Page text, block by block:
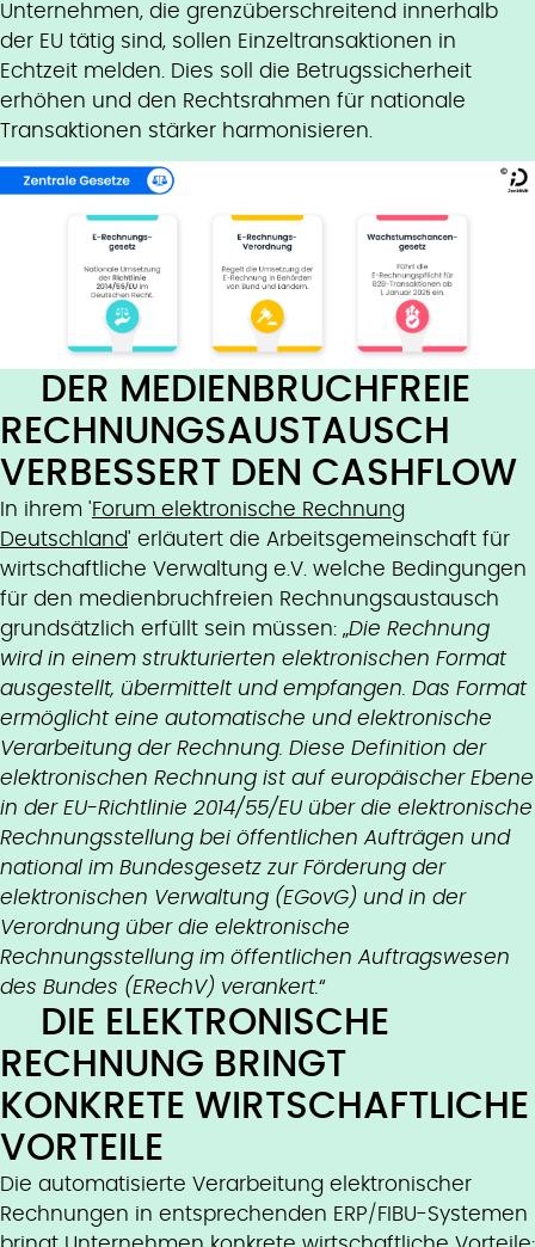
Unternehmen, die grenzüberschreitend innerhalb
der EU tätig sind, sollen Einzeltransaktionen in
Echtzeit melden. Dies soll die Betrugssicherheit
erhöhen und den Rechtsrahmen für nationale
Transaktionen stärker harmonisieren.
DER MEDIENBRUCHFREIE
RECHNUNGSAUSTAUSCH
VERBESSERT DEN CASHFLOW
In ihrem 'Forum elektronische Rechnung
Deutschland' erläutert die Arbeitsgemeinschaft für
wirtschaftliche Verwaltung e.V. welche Bedingungen
für den medienbruchfreien Rechnungsaustausch
grundsätzlich erfüllt sein müssen: „Die Rechnung
wird in einem strukturierten elektronischen Format
ausgestellt, übermittelt und empfangen. Das Format
ermöglicht eine automatische und elektronische
Verarbeitung der Rechnung. Diese Definition der
elektronischen Rechnung ist auf europäischer Ebene
in der EU-Richtlinie 2014/55/EU über die elektronische
Rechnungsstellung bei öffentlichen Aufträgen und
national im Bundesgesetz zur Förderung der
elektronischen Verwaltung (EGovG) und in der
Verordnung über die elektronische
Rechnungsstellung im öffentlichen Auftragswesen
des Bundes (ERechV) verankert.“
DIE ELEKTRONISCHE
RECHNUNG BRINGT
KONKRETE WIRTSCHAFTLICHE
VORTEILE
Die automatisierte Verarbeitung elektronischer
Rechnungen in entsprechenden ERP/FIBU-Systemen